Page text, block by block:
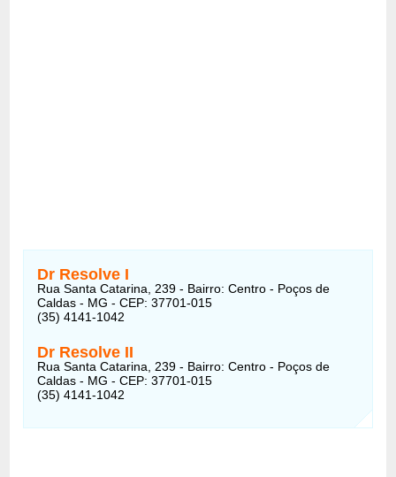
Dr Resolve I
Rua Santa Catarina, 239 - Bairro: Centro - Poços de
Caldas - MG - CEP: 37701-015
(35) 4141-1042
Dr Resolve II
Rua Santa Catarina, 239 - Bairro: Centro - Poços de
Caldas - MG - CEP: 37701-015
(35) 4141-1042